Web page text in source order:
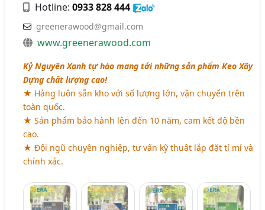
Hotline:0933 828 444
greenerawood@gmail.com
www.greenerawood.com
Kỷ Nguyên Xanh tự hào mang tới những sản phẩm Keo Xây
Dựng chất lượng cao!
★ Hàng luôn sẵn kho với số lượng lớn, vận chuyển trên
toàn quốc.
★ Sản phẩm bảo hành lên đến 10 năm, cam kết độ bền
cao.
★ Đội ngũ chuyên nghiệp, tư vấn kỹ thuật lắp đặt tỉ mỉ và
chính xác.